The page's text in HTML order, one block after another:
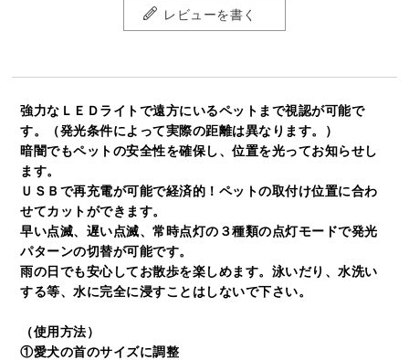
レビューを書く
強力なＬＥＤライトで遠方にいるペットまで視認が可能で
す。（発光条件によって実際の距離は異なります。）
暗闇でもペットの安全性を確保し、位置を光ってお知らせし
ます。
ＵＳＢで再充電が可能で経済的！ペットの取付け位置に合わ
せてカットができます。
早い点滅、遅い点滅、常時点灯の３種類の点灯モードで発光
パターンの切替が可能です。
雨の日でも安心してお散歩を楽しめます。泳いだり、水洗い
する等、水に完全に浸すことはしないで下さい。
（使用方法）
①愛犬の首のサイズに調整